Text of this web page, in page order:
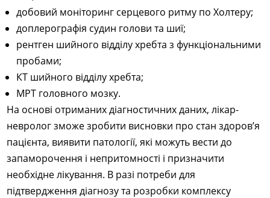
добовий моніторинг серцевого ритму по Холтеру;
доплерографія судин голови та шиї;
рентген шийного відділу хребта з функціональними
пробами;
КТ шийного відділу хребта;
МРТ головного мозку.
На основі отриманих діагностичних даних, лікар-
невролог зможе зробити висновки про стан здоров’я
пацієнта, виявити патології, які можуть вести до
запаморочення і непритомності і призначити
необхідне лікування. В разі потреби для
підтвердження діагнозу та розробки комплексу